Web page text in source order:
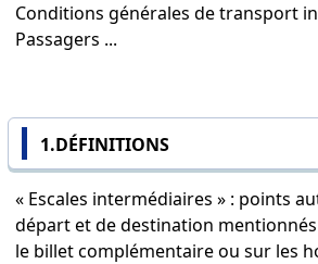
Conditions générales de transport
Passagers ...
1.DÉFINITIONS
« Escales intermédiaires » : points
départ et de destination
le billet complémentaire ou sur les